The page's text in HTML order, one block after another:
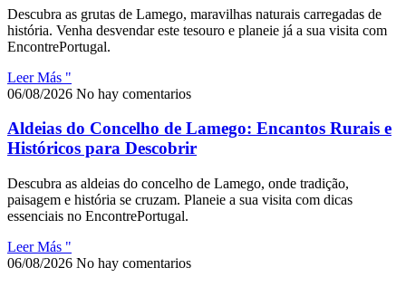
Descubra as grutas de Lamego, maravilhas naturais carregadas de
história. Venha desvendar este tesouro e planeie já a sua visita com
EncontrePortugal.
Leer Más "
06/08/2026 No hay comentarios
Aldeias do Concelho de Lamego: Encantos Rurais e
Históricos para Descobrir
Descubra as aldeias do concelho de Lamego, onde tradição,
paisagem e história se cruzam. Planeie a sua visita com dicas
essenciais no EncontrePortugal.
Leer Más "
06/08/2026 No hay comentarios